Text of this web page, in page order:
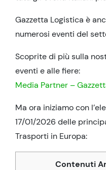
Gazzetta Logistica è
numerosi eventi del
Scoprite di più sulla
eventi e alle fiere:
Media Partner –
Ma ora iniziamo con
17/01/2026 delle
Trasporti in Europa:
Contenuti